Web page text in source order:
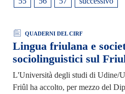
QUADERNI DEL CIRF
Lingua friulana e
sociolinguistici sul
L'Università degli studi di Udine/
Friûl ha accolto, per mezzo del